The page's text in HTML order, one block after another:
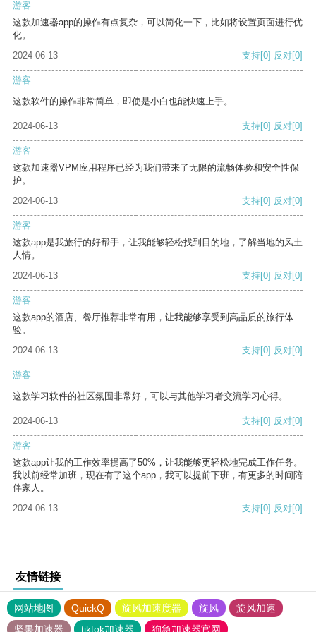
游客
这款加速器app的操作有点复杂，可以简化一下，比如将设置页面进行优
化。
2024-06-13
支持[0] 反对[0]
游客
这款软件的操作非常简单，即使是小白也能快速上手。
2024-06-13 支持[0] 反对[0]
游客
这款加速器VPM应用程序已经为我们带来了无限的流畅体验和安全性保
护。
2024-06-13
支持[0] 反对[0]
游客
这款app是我旅行的好帮手，让我能够轻松找到目的地，了解当地的风土
人情。
2024-06-13
支持[0] 反对[0]
游客
这款app的酒店、餐厅推荐非常有用，让我能够享受到高品质的旅行体
验。
2024-06-13
支持[0] 反对[0]
游客
这款学习软件的社区氛围非常好，可以与其他学习者交流学习心得。
2024-06-13 支持[0] 反对[0]
游客
这款app让我的工作效率提高了50%，让我能够更轻松地完成工作任务。
我以前经常加班，现在有了这个app，我可以提前下班，有更多的时间陪
伴家人。
2024-06-13
支持[0] 反对[0]
友情链接
网站地图 QuickQ 旋风加速度器 旋风
旋风加速
坚果加速器
tiktok加速器 狗急加速器官网